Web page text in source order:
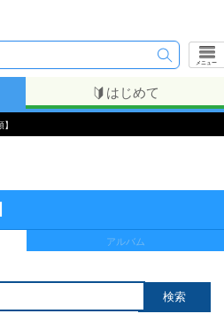
メニュー
はじめて
アルバム